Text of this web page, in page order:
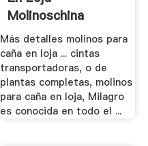
Molinoschina
Más detalles molinos para
caña en loja ... cintas
transportadoras, o de
plantas completas, molinos
para caña en loja, Milagro
es conocida en todo el ...